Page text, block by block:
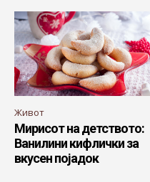
Живот
Мирисот на детството:
Ванилини кифлички за
вкусен појадок